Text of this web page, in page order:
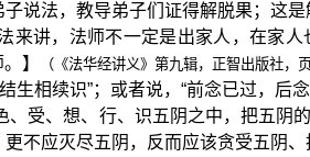
说法，教导弟子们证得解脱果；这
讲，法师不一定是出家人，在家
】
（《法华经讲义》第九辑，正智出版社，页
生相续识”；或者说，“前念已过，
受、想、行、识五阴之中，把五阴
不应灭尽五阴，反而应该贪受五阴